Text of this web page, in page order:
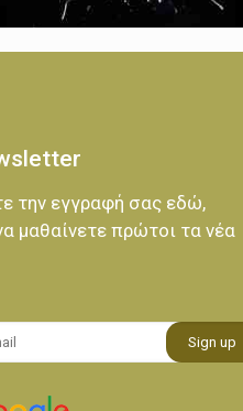
την εγγραφή σας εδώ,
μαθαίνετε πρώτοι τα νέα